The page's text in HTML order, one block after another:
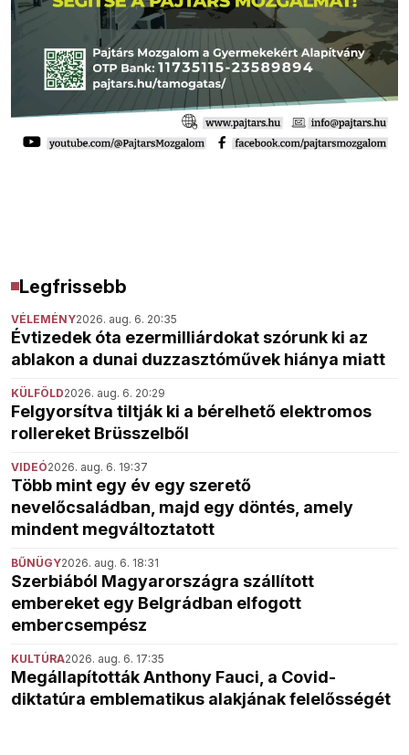
Legfrissebb
VÉLEMÉNY2026. aug. 6. 20:35
Évtizedek óta ezermilliárdokat szórunk ki az
ablakon a dunai duzzasztóművek hiánya miatt
KÜLFÖLD2026. aug. 6. 20:29
Felgyorsítva tiltják ki a bérelhető elektromos
rollereket Brüsszelből
VIDEÓ2026. aug. 6. 19:37
Több mint egy év egy szerető
nevelőcsaládban, majd egy döntés, amely
mindent megváltoztatott
BŰNÜGY2026. aug. 6. 18:31
Szerbiából Magyarországra szállított
embereket egy Belgrádban elfogott
embercsempész
KULTÚRA2026. aug. 6. 17:35
Megállapították Anthony Fauci, a Covid-
diktatúra emblematikus alakjának felelősségét